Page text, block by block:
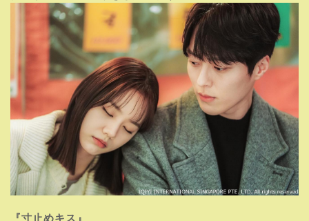
『寸止めキス』